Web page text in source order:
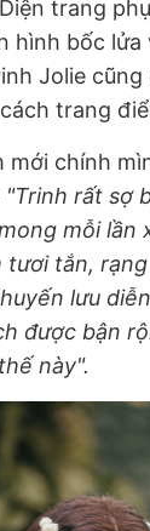
trang
hình bốc lửa
Jolie
trang
mới chính
"Trinh rất sợ
mỗi lần
tươi tắn,
lưu
được bận
này".